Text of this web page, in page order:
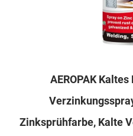
AEROPAK
Zinksprühfarbe, Kalte